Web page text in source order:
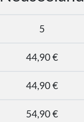
5
44,90 €
44,90 €
54,90 €